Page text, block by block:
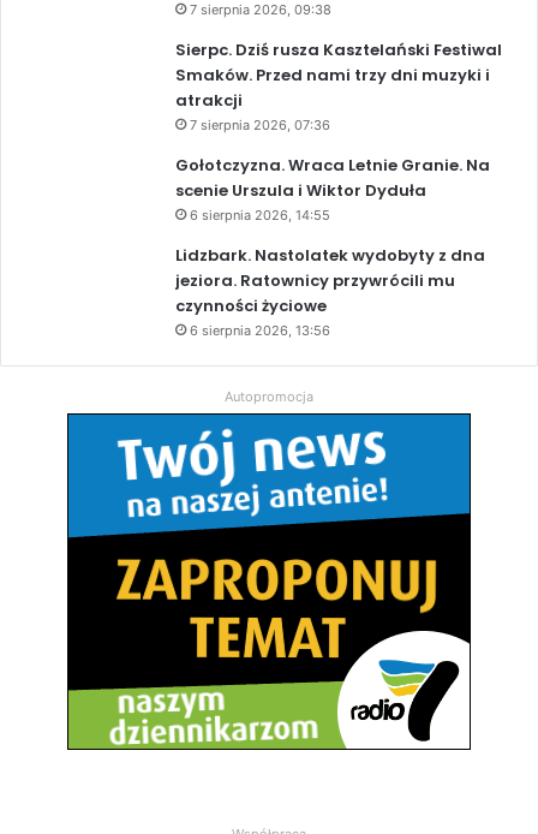
7 sierpnia 2026, 09:38
Sierpc. Dziś rusza Kasztelański Festiwal
Smaków. Przed nami trzy dni muzyki i
atrakcji
7 sierpnia 2026, 07:36
Gołotczyzna. Wraca Letnie Granie. Na
scenie Urszula i Wiktor Dyduła
6 sierpnia 2026, 14:55
Lidzbark. Nastolatek wydobyty z dna
jeziora. Ratownicy przywrócili mu
czynności życiowe
6 sierpnia 2026, 13:56
Autopromocja